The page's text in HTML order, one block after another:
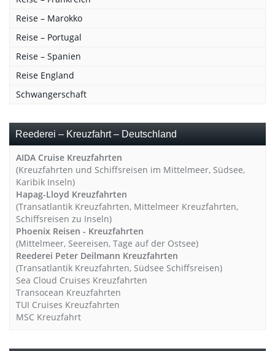
Reise – Marokko
Reise – Portugal
Reise – Spanien
Reise England
Schwangerschaft
Reederei – Kreuzfahrt – Deutschland
AIDA Cruise Kreuzfahrten
(Kreuzfahrten und Schiffsreisen im Mittelmeer, Südsee,
Karibik Inseln)
Hapag-Lloyd Kreuzfahrten
(Transatlantik Kreuzfahrten, Mittelmeer Kreuzfahrten,
Schiffsreisen zu Inseln)
Phoenix Reisen - Kreuzfahrten
(Mittelmeer, Seereisen, Tage auf der Ostsee)
Reederei Peter Deilmann Kreuzfahrten
(Transatlantik Kreuzfahrten, Südsee Schiffsreisen)
Sea Cloud Cruises Kreuzfahrten
Transocean Kreuzfahrten
TUI Cruises Kreuzfahrten
MSC Kreuzfahrt